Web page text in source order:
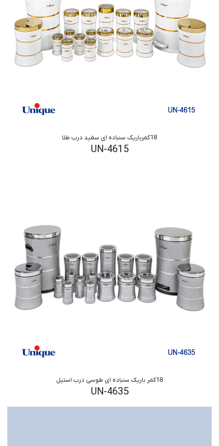
18کمرباریک سنباده ای سفید درب طلا
UN-4615
18کمر باریک سنباده ای طوسی درب استیل
UN-4635